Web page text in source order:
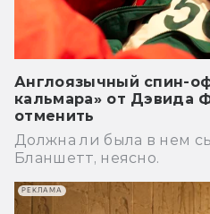
Англоязычный спин-
кальмара» от Дэвида
отменить
Должна ли была в нем
Бланшетт, неясно.
РЕКЛАМА